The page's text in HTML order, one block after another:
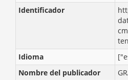
Identificador
Idioma
Nombre del publicador